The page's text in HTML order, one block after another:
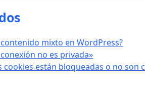
mixto en WordPress?
no es privada»
cookies están bloqueadas o no son